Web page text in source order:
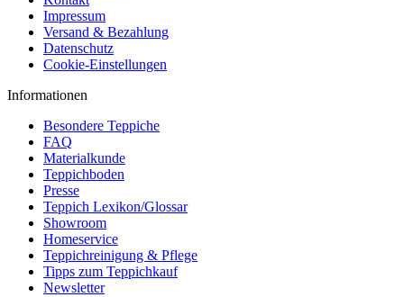
Impressum
Versand & Bezahlung
Datenschutz
Cookie-Einstellungen
Informationen
Besondere Teppiche
FAQ
Materialkunde
Teppichboden
Presse
Teppich Lexikon/Glossar
Showroom
Homeservice
Teppichreinigung & Pflege
Tipps zum Teppichkauf
Newsletter